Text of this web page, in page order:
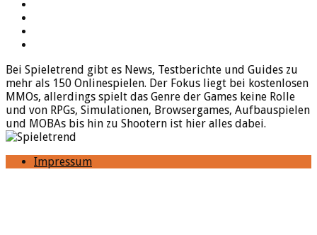
Bei Spieletrend gibt es News, Testberichte und Guides zu
mehr als 150 Onlinespielen. Der Fokus liegt bei kostenlosen
MMOs, allerdings spielt das Genre der Games keine Rolle
und von RPGs, Simulationen, Browsergames, Aufbauspielen
und MOBAs bis hin zu Shootern ist hier alles dabei.
Impressum